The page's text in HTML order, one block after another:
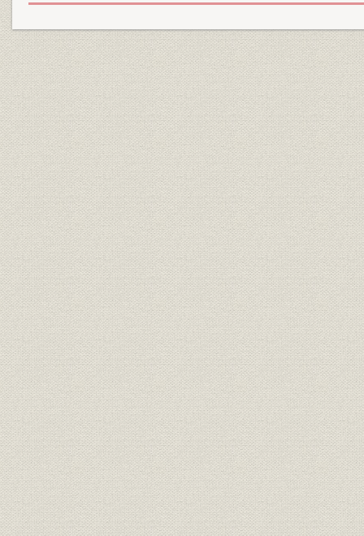
第2節 軍需生産への全面移行
〔第II編〕
第1章 戦後復興期(昭和20年―昭和30年)
第1節 荒廃から発展へ
第2節 戦後統制のもとで
第3節 生産再開と販売
第4節 業績の推移と人事・労務
第2章 高度経済成長下の競争と発展(昭和31年―昭和43年)
第1節 競争の開始と経営規模の拡大
第2節 新製法の工業化と研究開発体制の整備
第3節 多角化と近代的マーケティングの導入
第4節 企業の国際化と海外工場の建設
第5節 業績の推移と人事・労務
第3章 経営環境変化への対応(昭和44―昭和53年)
第1節 安全性問題、石油危機と経営
第2節 研究開発・生産体制の再編と合理化